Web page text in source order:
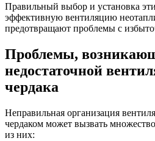
Правильный выбор и установка
эффективную вентиляцию
предотвращают проблемы с
Проблемы,
недостаточной
чердака
Неправильная организация
чердаком может вызвать
из них: